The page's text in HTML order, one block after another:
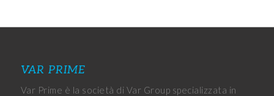
VAR PRIME
Var Prime è la società di Var Group specializzata in